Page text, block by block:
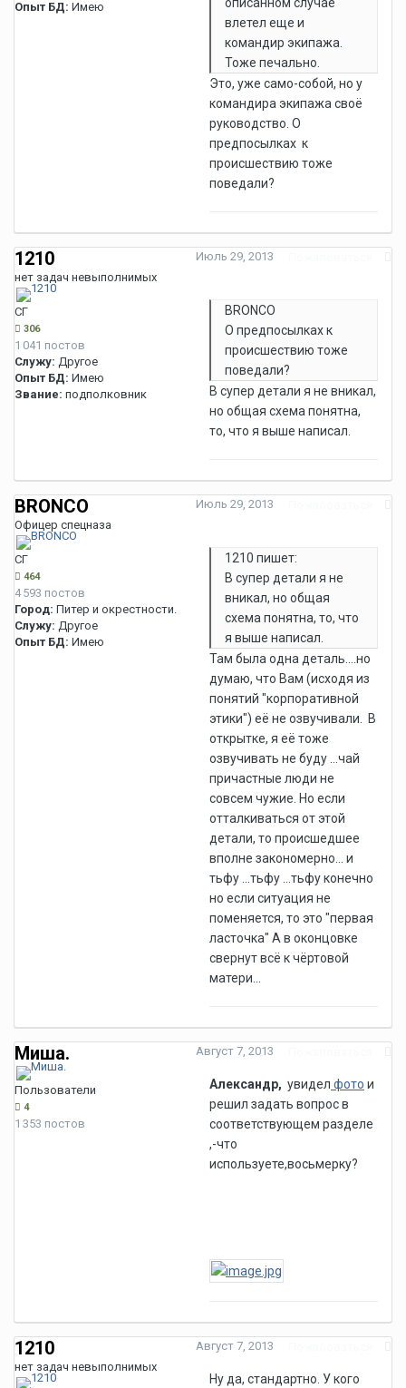
Опыт БД: Имею
влетел еще и
командир экипажа.
Тоже печально.
Это, уже само-собой, но у
командира экипажа своё
руководство. О
предпосылках к
происшествию тоже
поведали?
1210
нет задач невыполнимых
СГ
306
1 041 постов
Служу: Другое
Опыт БД: Имею
Звание: подполковник
Июль 29, 2013
BRONCO
О предпосылках к
происшествию тоже
поведали?
В супер детали я не вникал,
но общая схема понятна,
то, что я выше написал.
BRONCO
Офицер спецназа
СГ
464
4 593 постов
Город: Питер и окрестности.
Служу: Другое
Опыт БД: Имею
Июль 29, 2013
1210 пишет:
В супер детали я не
вникал, но общая
схема понятна, то, что
я выше написал.
Там была одна деталь....но
думаю, что Вам (исходя из
понятий "корпоративной
этики") её не озвучивали. В
открытке, я её тоже
озвучивать не буду ...чай
причастные люди не
совсем чужие. Но если
отталкиваться от этой
детали, то происшедшее
вполне закономерно... и
тьфу ...тьфу ...тьфу конечно
но если ситуация не
поменяется, то это "первая
ласточка" А в оконцовке
свернут всё к чёртовой
матери...
Миша.
Пользователи
4
1 353 постов
Август 7, 2013
Александр, увидел фото и
решил задать вопрос в
соответствующем разделе
,-что
используете,восьмерку?
1210
нет задач невыполнимых
Август 7, 2013
Ну да, стандартно. У кого